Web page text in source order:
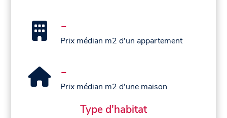
-
Prix médian m2 d'un appartement
-
Prix médian m2 d'une maison
Type d'habitat